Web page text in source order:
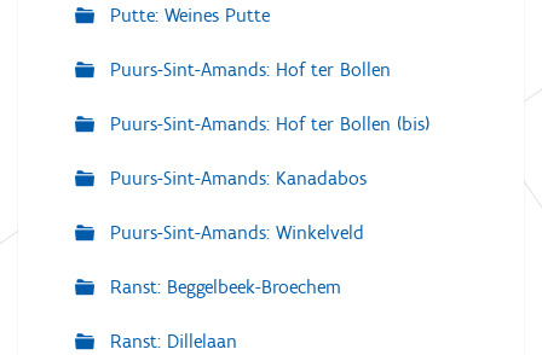
Putte: Weines Putte
Puurs-Sint-Amands: Hof ter Bollen
Puurs-Sint-Amands: Hof ter Bollen (bis)
Puurs-Sint-Amands: Kanadabos
Puurs-Sint-Amands: Winkelveld
Ranst: Beggelbeek-Broechem
Ranst: Dillelaan